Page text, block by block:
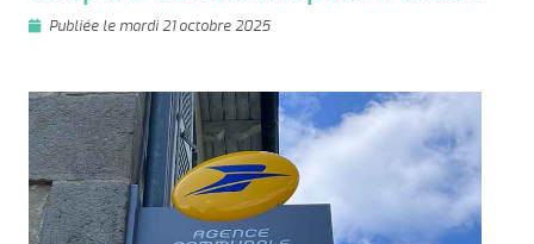
Publiée le mardi 21 octobre 2025